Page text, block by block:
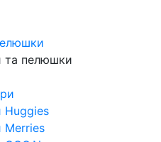
та пелюшки
Huggies
Merries